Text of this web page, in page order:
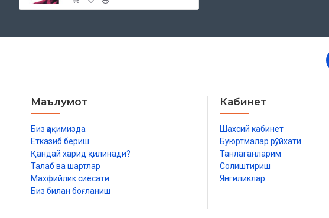
Маълумот
Биз ҳақимизда
Етказиб бериш
Қандай харид қилинади?
Талаб ва шартлар
Махфийлик сиёсати
Биз билан боғланиш
Кабинет
Шахсий кабинет
Буюртмалар рўйхати
Танлаганларим
Солиштириш
Янгиликлар